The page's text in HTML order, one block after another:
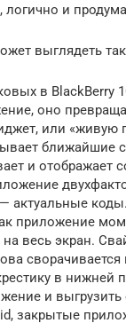
логично и
выглядеть так
в BlackBerry
оно
или «живую
ближайшие
и отображает
актуальные
приложение
на весь экран.
сворачивается
в нижней
и выгрузить
закрытые